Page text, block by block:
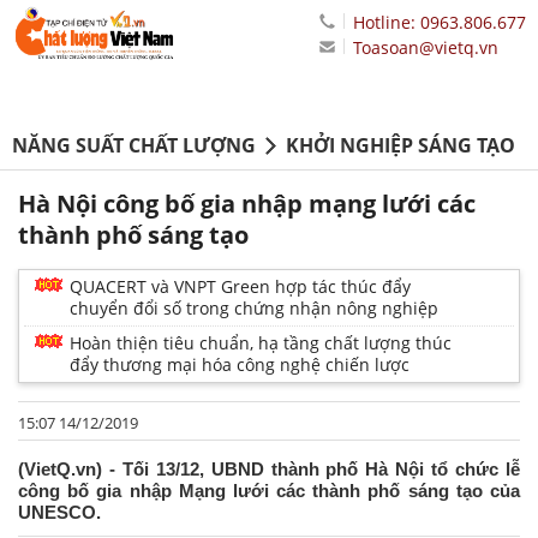
Hotline: 0963.806.677
Toasoan@vietq.vn
NĂNG SUẤT CHẤT LƯỢNG KHỞI NGHIỆP SÁNG TẠO
Hà Nội công bố gia nhập mạng lưới các
thành phố sáng tạo
QUACERT và VNPT Green hợp tác thúc đẩy
chuyển đổi số trong chứng nhận nông nghiệp
Hoàn thiện tiêu chuẩn, hạ tầng chất lượng thúc
đẩy thương mại hóa công nghệ chiến lược
15:07 14/12/2019
(VietQ.vn) - Tối 13/12, UBND thành phố Hà Nội tổ chức lễ
công bố gia nhập Mạng lưới các thành phố sáng tạo của
UNESCO.